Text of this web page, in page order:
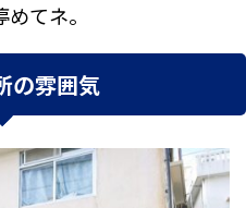
てネ。
の雰囲気